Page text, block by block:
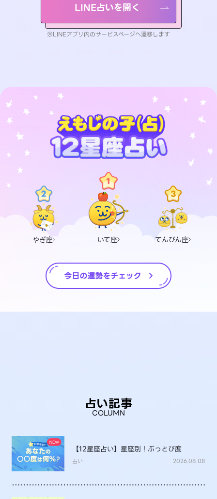
LINE占いを開く
※LINEアプリ内のサービスページへ遷移します
やぎ座 いて座 てんびん座
占い記事
COLUMN
【12星座占い】星座別！ぶっとび度
占い 2026.08.08